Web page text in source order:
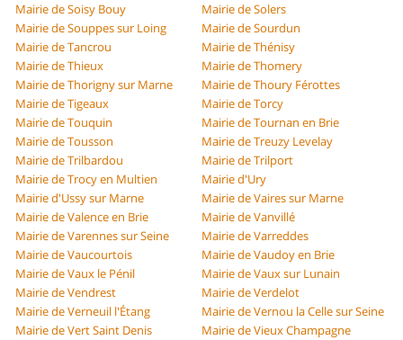
Mairie de Soisy Bouy
Mairie de Solers
Mairie de Souppes sur Loing
Mairie de Sourdun
Mairie de Tancrou
Mairie de Thénisy
Mairie de Thieux
Mairie de Thomery
Mairie de Thorigny sur Marne
Mairie de Thoury Férottes
Mairie de Tigeaux
Mairie de Torcy
Mairie de Touquin
Mairie de Tournan en Brie
Mairie de Tousson
Mairie de Treuzy Levelay
Mairie de Trilbardou
Mairie de Trilport
Mairie de Trocy en Multien
Mairie d'Ury
Mairie d'Ussy sur Marne
Mairie de Vaires sur Marne
Mairie de Valence en Brie
Mairie de Vanvillé
Mairie de Varennes sur Seine
Mairie de Varreddes
Mairie de Vaucourtois
Mairie de Vaudoy en Brie
Mairie de Vaux le Pénil
Mairie de Vaux sur Lunain
Mairie de Vendrest
Mairie de Verdelot
Mairie de Verneuil l'Étang
Mairie de Vernou la Celle sur Seine
Mairie de Vert Saint Denis
Mairie de Vieux Champagne